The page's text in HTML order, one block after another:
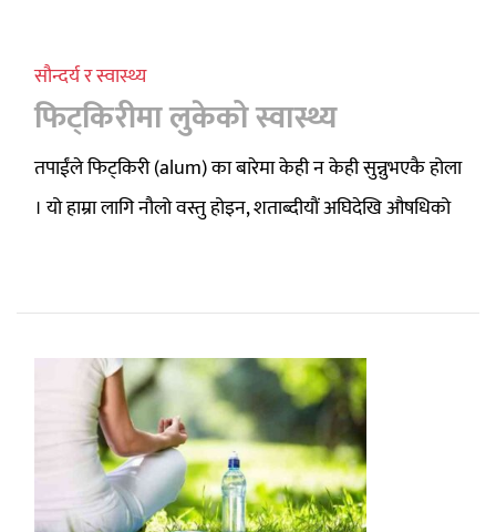
सौन्दर्य र स्वास्थ्य
फिट्किरीमा लुकेको स्वास्थ्य
तपाईंले फिट्किरी (alum) का बारेमा केही न केही सुन्नुभएकै होला
। यो हाम्रा लागि नौलो वस्तु होइन, शताब्दीयौं अघिदेखि औषधिको